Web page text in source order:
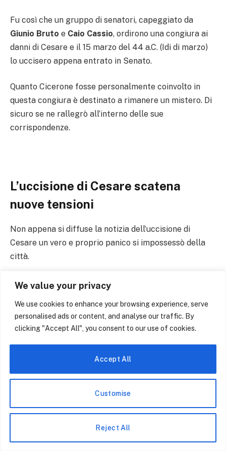
We value your privacy
We use cookies to enhance your browsing experience, serve
personalised ads or content, and analyse our traffic. By
clicking "Accept All", you consent to our use of cookies.
Customise
Reject All
Accept All
Fu così che un gruppo di senatori, capeggiato da
Giunio Bruto e Caio Cassio, ordirono una congiura ai
danni di Cesare e il 15 marzo del 44 a.C. (Idi di marzo)
lo uccisero appena entrato in Senato.
Quanto Cicerone fosse personalmente coinvolto in
questa congiura è destinato a rimanere un mistero. Di
sicuro se ne rallegrò all’interno delle sue
corrispondenze.
L’uccisione di Cesare scatena
nuove tensioni
Non appena si diffuse la notizia dell’uccisione di
Cesare un vero e proprio panico si impossessò della
città.
La gente gridava che bisognava chiudersi in casa
fondato di una violenta reazione da parte dei numerosi
soldati romani, presenti in quel momento a Roma. I
campidoglio e furono raggiunti di li a poco da
Cicerone
sarebbe bastato loro uccidere il tiranno e di
conseguenza attirare il popolo dalla loro parte.